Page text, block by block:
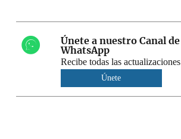
Únete a nuestro Canal de
WhatsApp
Recibe todas las actualizaciones
Únete